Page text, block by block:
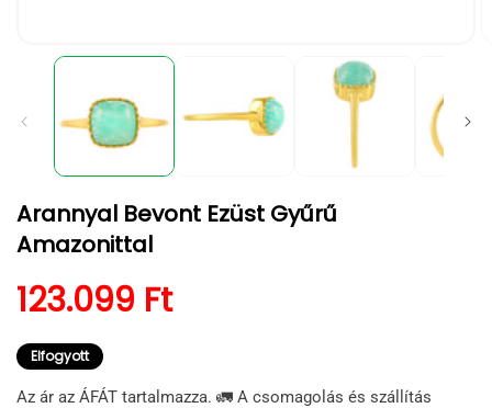
médiafájl
modális
párbeszédpanelen
Arannyal Bevont Ezüst Gyűrű
Amazonittal
Normál ár
123.099 Ft
Elfogyott
Az ár az ÁFÁT tartalmazza. 🚛 A csomagolás és szállítás